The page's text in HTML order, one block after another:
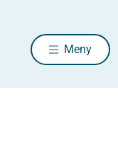
Meny